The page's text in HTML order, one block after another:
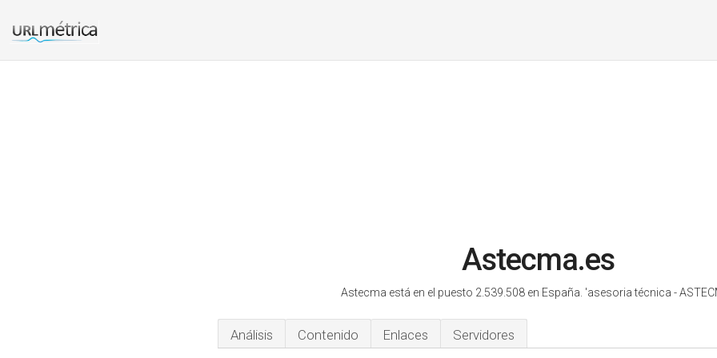
Astecma.es
Astecma está en el puesto 2.539.508 en España. 'asesoria técnica -
Análisis Contenido Enlaces Servidores